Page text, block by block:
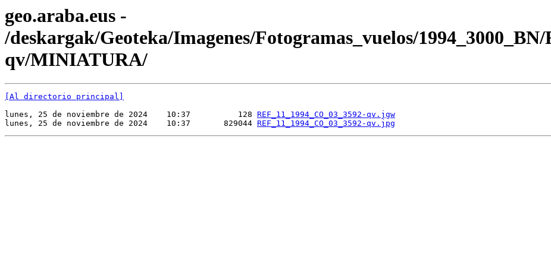
geo.araba.eus -
/deskargak/Geoteka/Imagenes/Fotogramas_vuelos/
qv/MINIATURA/
[Al directorio principal]
lunes, 25 de noviembre de 2024    10:37          128 REF_11_1994_CO_03_3592-qv.jgw
lunes, 25 de noviembre de 2024    10:37       829044 REF_11_1994_CO_03_3592-qv.jpg